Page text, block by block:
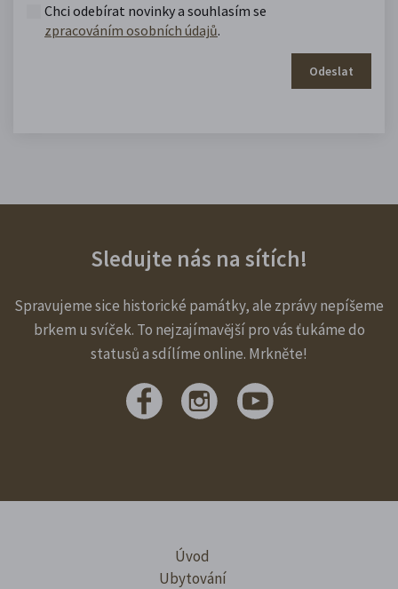
Chci odebírat novinky a souhlasím se
zpracováním osobních údajů.
Odeslat
Sledujte nás na sítích!
Spravujeme sice historické památky, ale zprávy nepíšeme
brkem u svíček. To nejzajímavější pro vás ťukáme do
statusů a sdílíme online. Mrkněte!
Úvod
Ubytování